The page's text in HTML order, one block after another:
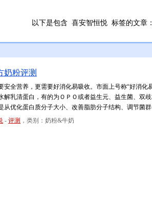
以下是包含 喜安智恒悦 标签的文章
奶粉评测
安全营养，更需要好消化易吸收。市面上号称“好消化
解乳清蛋白，有的为ＯＰＯ或者益生元、益生菌、双
从优化蛋白质分子大小、改善脂肪分子结构、调节菌
- 评测 ，类别：奶粉&牛奶